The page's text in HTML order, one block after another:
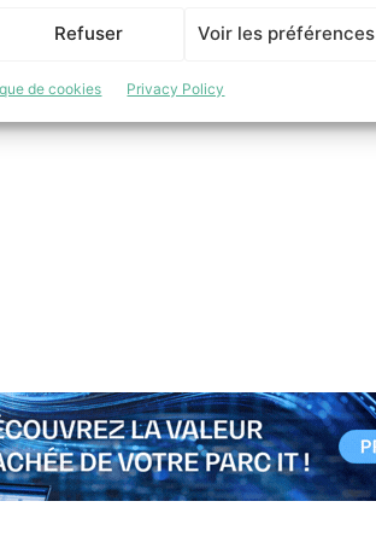
Refuser Voir les préférences
de cookies Privacy Policy